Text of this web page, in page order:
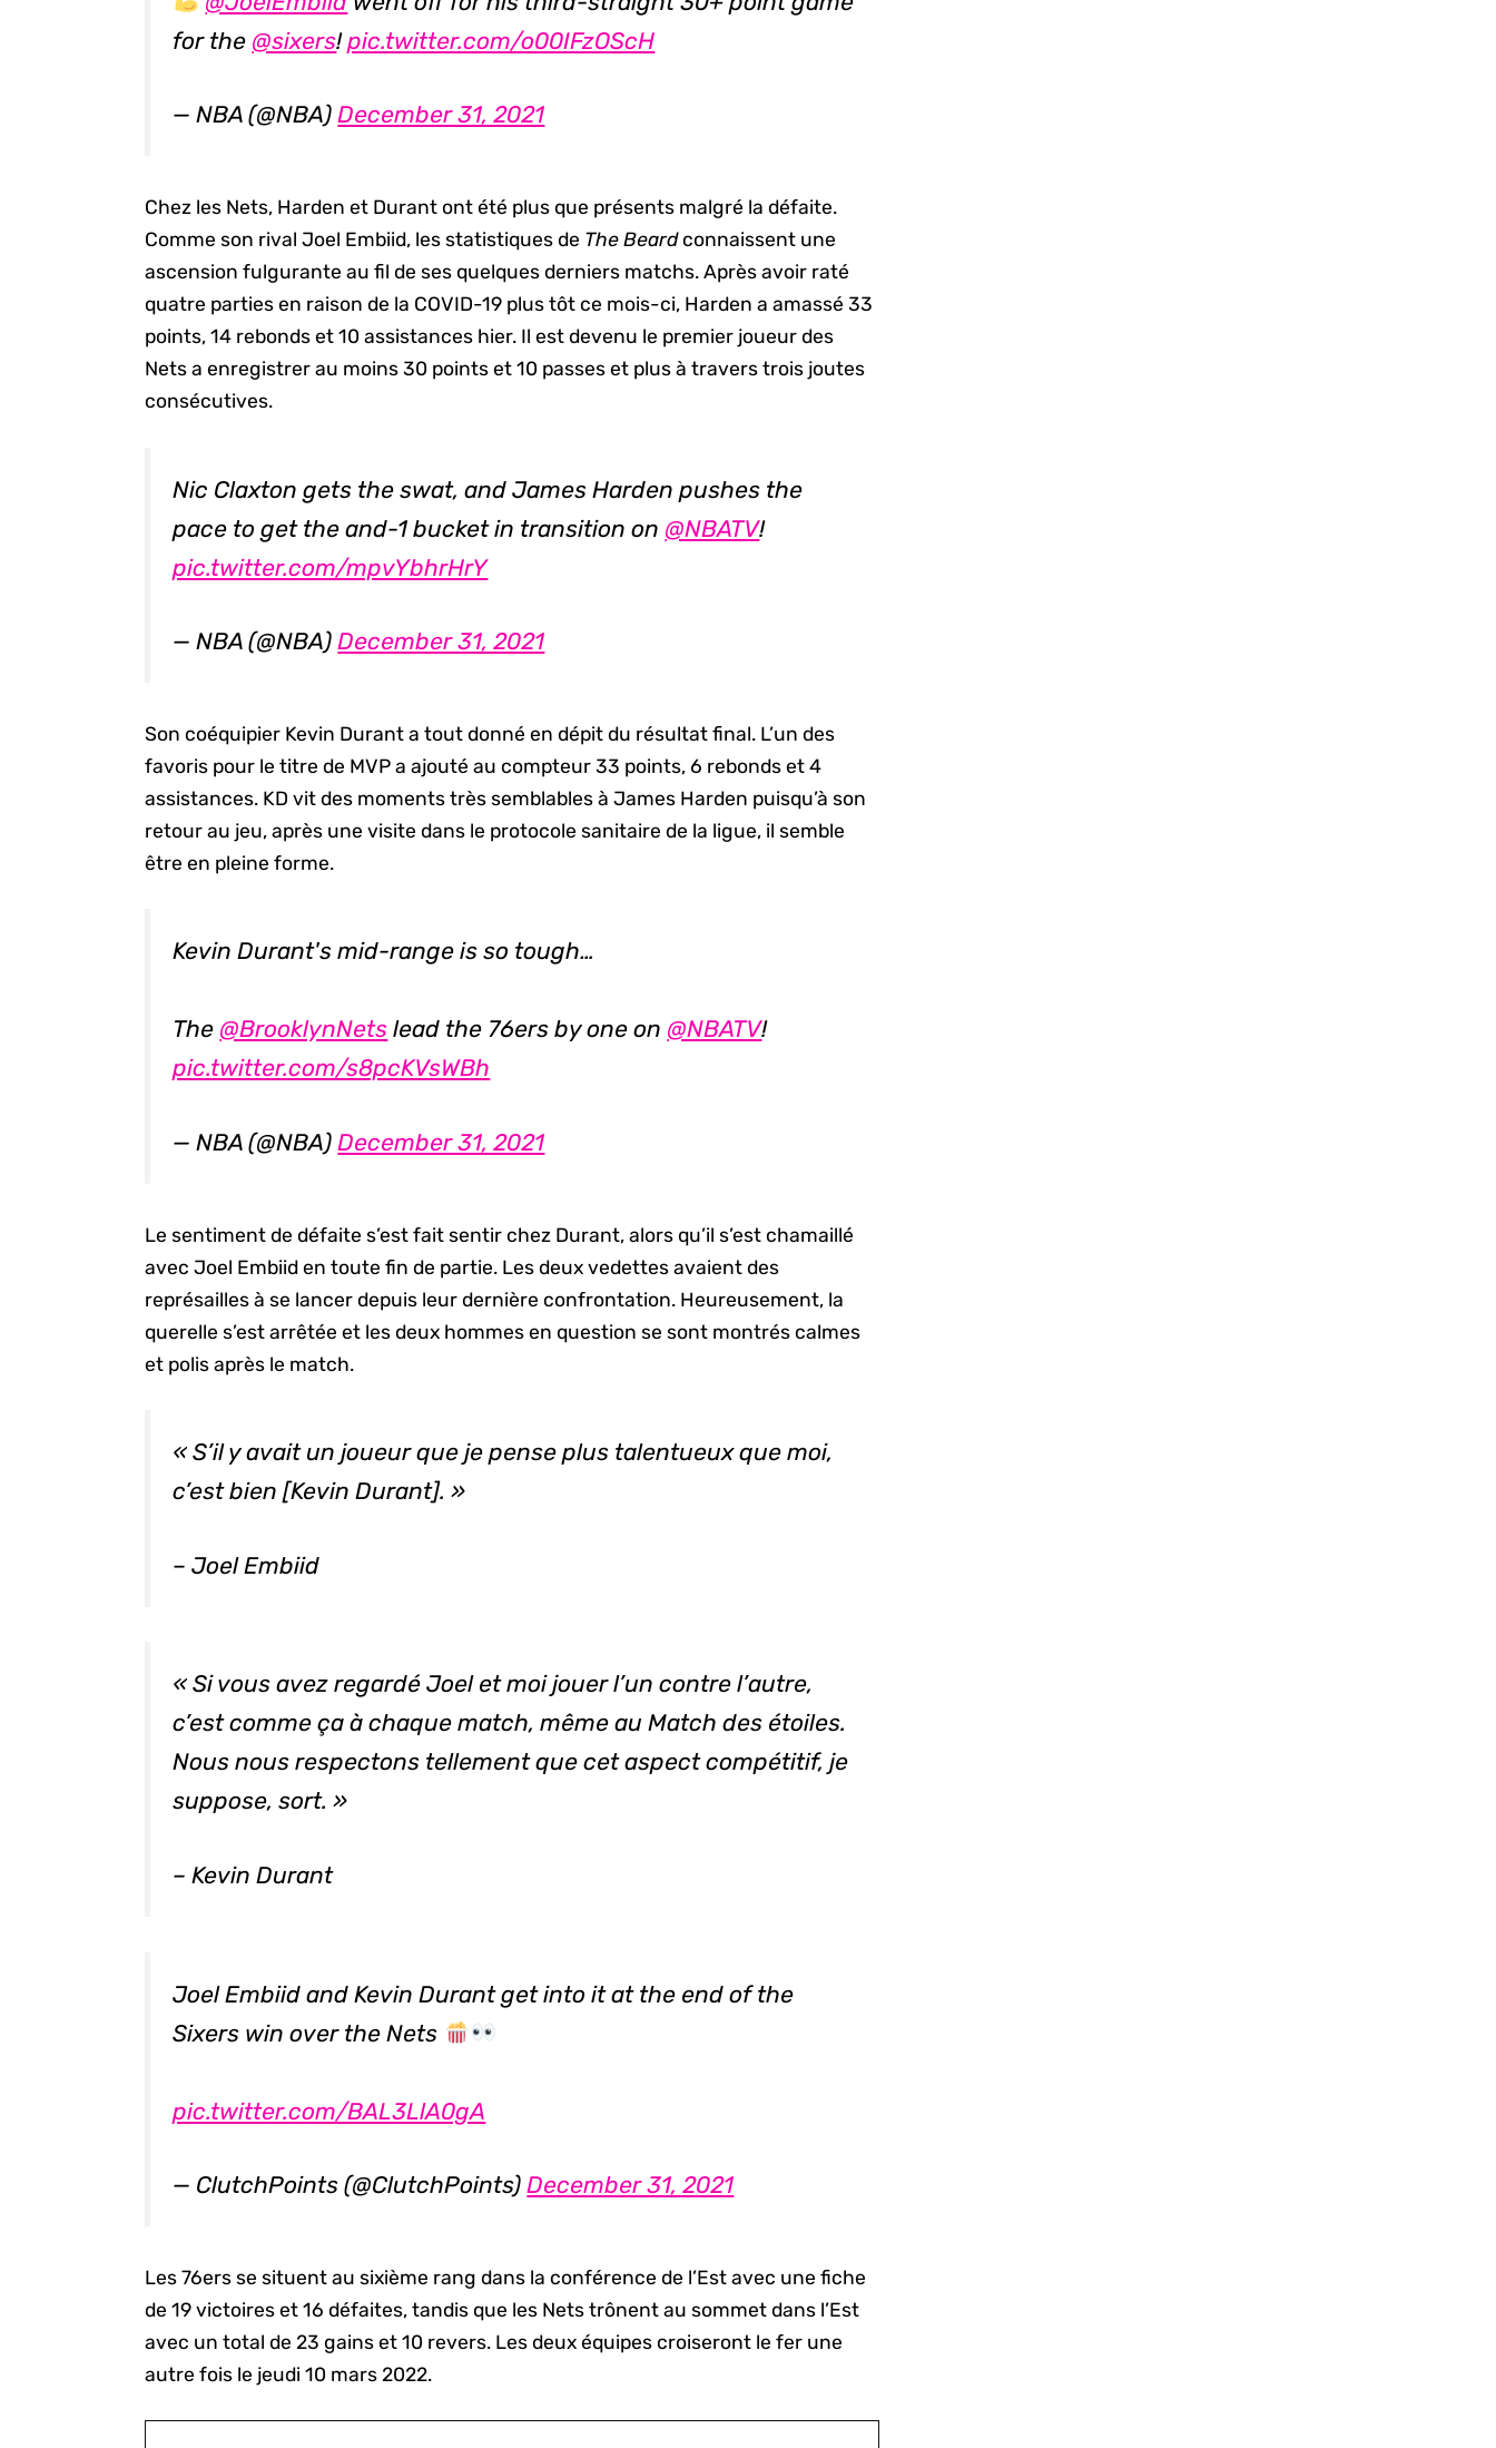
for the @sixers!pic.twitter.com/o00IFzOScH
— NBA (@NBA)December 31, 2021
Chez les Nets, Harden et Durant ont été plus que présents malgré la défaite.
Comme son rival Joel Embiid, les statistiques de The Beardconnaissent une
ascension fulgurante au fil de ses quelques derniers matchs. Après avoir raté
quatre parties en raison de la COVID-19 plus tôt ce mois-ci, Harden a amassé 33
points, 14 rebonds et 10 assistances hier. Il est devenu le premier joueur des
Nets a enregistrer au moins 30 points et 10 passes et plus à travers trois joutes
consécutives.
Nic Claxton gets the swat, and James Harden pushes the
pace to get the and-1 bucket in transition on @NBATV!
pic.twitter.com/mpvYbhrHrY
— NBA (@NBA)December 31, 2021
Son coéquipier Kevin Durant a tout donné en dépit du résultat final. L’un des
favoris pour le titre de MVP a ajouté au compteur 33 points, 6 rebonds et 4
assistances. KD vit des moments très semblables à James Harden puisqu’à son
retour au jeu, après une visite dans le protocole sanitaire de la ligue, il semble
être en pleine forme.
Kevin Durant's mid-range is so tough…
The @BrooklynNets lead the 76ers by one on @NBATV!
pic.twitter.com/s8pcKVsWBh
— NBA (@NBA)December 31, 2021
Le sentiment de défaite s’est fait sentir chez Durant, alors qu’il s’est chamaillé
avec Joel Embiid en toute fin de partie. Les deux vedettes avaient des
représailles à se lancer depuis leur dernière confrontation. Heureusement, la
querelle s’est arrêtée et les deux hommes en question se sont montrés calmes
et polis après le match.
« S’il y avait un joueur que je pense plus talentueux que moi,
c’est bien [Kevin Durant]. »
– Joel Embiid
« Si vous avez regardé Joel et moi jouer l’un contre l’autre,
c’est comme ça à chaque match, même au Match des étoiles.
Nous nous respectons tellement que cet aspect compétitif, je
suppose, sort. »
– Kevin Durant
Joel Embiid and Kevin Durant get into it at the end of the
Sixers win over the Nets
pic.twitter.com/BAL3LlA0gA
— ClutchPoints (@ClutchPoints)December 31, 2021
Les 76ers se situent au sixième rang dans la conférence de l’Est avec une fiche
de 19 victoires et 16 défaites, tandis que les Nets trônent au sommet dans l’Est
avec un total de 23 gains et 10 revers. Les deux équipes croiseront le fer une
autre fois le jeudi 10 mars 2022.